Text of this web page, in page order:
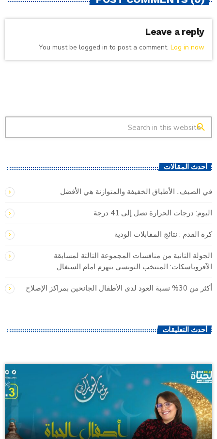
Leave a reply
You must be logged in to post a comment. Log in now
search
أحدث المقالات
في الصيف.. الأطباق الخفيفة والمتوازنة هي الأفضل
اليوم: درجات الحرارة تصل إلى 41 درجة
كرة القدم : نتائج المقابلات الودية
الجولة الثانية من منافسات المجموعة الثالثة لمسابقة
الآفروباسكات: المنتخب التونسي ينهزم امام السنغال
أكثر من 30% نسبة العود لدى الأطفال الجانحين بمراكز الإصلاح
أحدث التعليقات